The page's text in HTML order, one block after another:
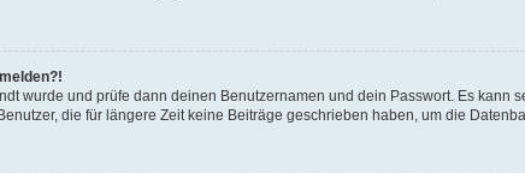
wurde und prüfe dann deinen Benutzernamen und dein Passwort. Es kann
die für längere Zeit keine Beiträge geschrieben haben, um die